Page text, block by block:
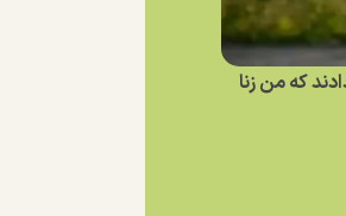
که من زنا